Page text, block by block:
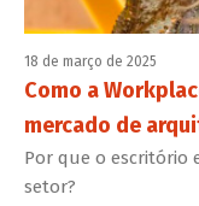
18 de março de 2025
Como a
mercado de
Por que o escritório
setor?